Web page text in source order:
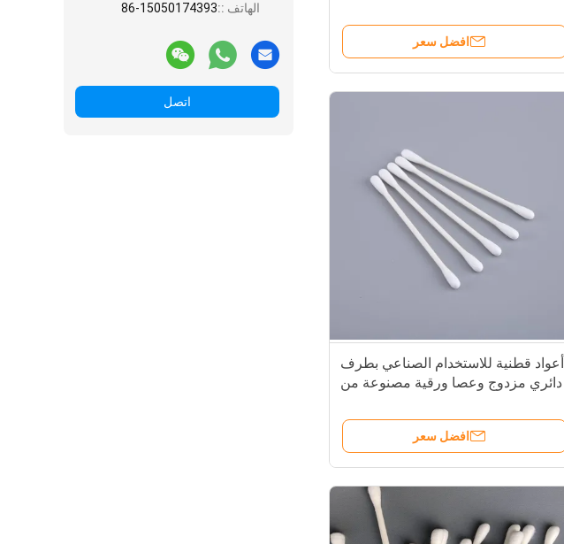
الهاتف ::86-15050174393
اتصل
افضل سعر
أعواد قطنية للاستخدام الصناعي بطرف
دائري مزدوج وعصا ورقية مصنوعة من
الحزمة
افضل سعر